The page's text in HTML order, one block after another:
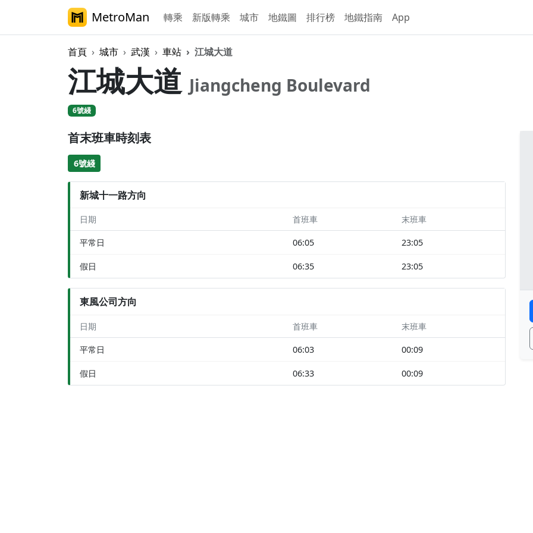
MetroMan 轉乘 新版轉乘 城市 地鐵圖 排行榜 地鐵指南 App
首頁 城市 武漢 車站 江城大道
江城大道 Jiangcheng Boulevard
6號綫
首末班車時刻表
6號綫
新城十一路方向
日期 首班車 末班車
平常日 06:05 23:05
假日 06:35 23:05
東風公司方向
日期 首班車 末班車
平常日 06:03 00:09
假日 06:33 00:09